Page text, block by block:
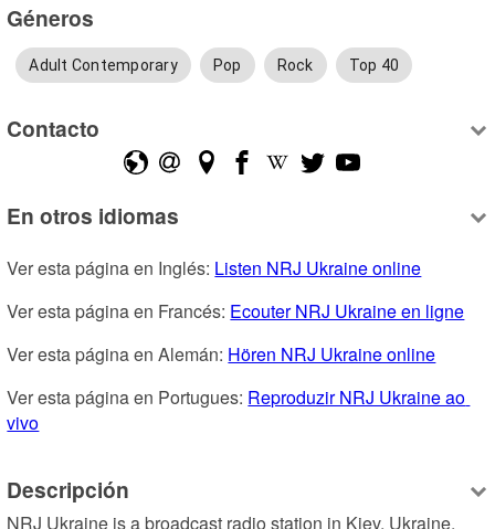
Géneros
Adult Contemporary Pop Rock Top 40
Contacto
En otros idiomas
Ver esta página en Inglés: Listen NRJ Ukraine online
Ver esta página en Francés: Ecouter NRJ Ukraine en ligne
Ver esta página en Alemán: Hören NRJ Ukraine online
Ver esta página en Portugues: Reproduzir NRJ Ukraine ao
vivo
Descripción
NRJ Ukraine is a broadcast radio station in Kiev, Ukraine,